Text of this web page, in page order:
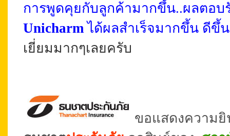
การพูดคุยกับลูกค้ามากขึ้น..ผลตอ
Unicharmได้ผลสำเร็จมากขึ้น ดีขึ้
เยี่ยมมากๆเลยครับ
ขอแสดงความ